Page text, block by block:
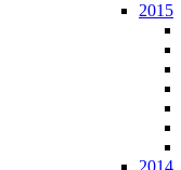
2015
2014